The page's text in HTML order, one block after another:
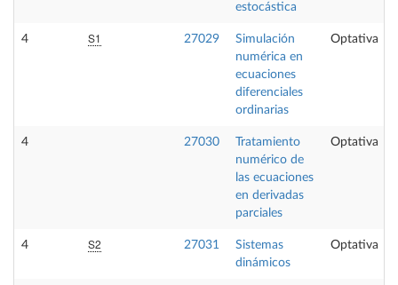
estocástica
4 S1 27029
Simulación
numérica en
ecuaciones
diferenciales
ordinarias
Optativa
4 27030
Tratamiento
numérico de
las ecuaciones
en derivadas
parciales
Optativa
4 S2 27031
Sistemas
dinámicos
Optativa